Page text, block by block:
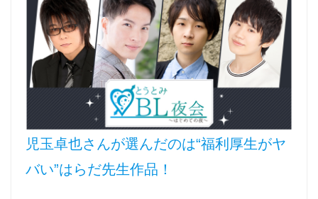
児玉卓也さんが選んだのは“福利厚生がヤ
バい”はらだ先生作品！